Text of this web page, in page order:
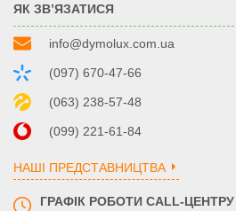
ЯК ЗВ’ЯЗАТИСЯ
info@dymolux.com.ua
(097) 670-47-66
(063) 238-57-48
(099) 221-61-84
НАШІ ПРЕДСТАВНИЦТВА
ГРАФІК РОБОТИ CALL-ЦЕНТРУ